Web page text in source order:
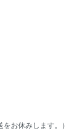
お休みします。）